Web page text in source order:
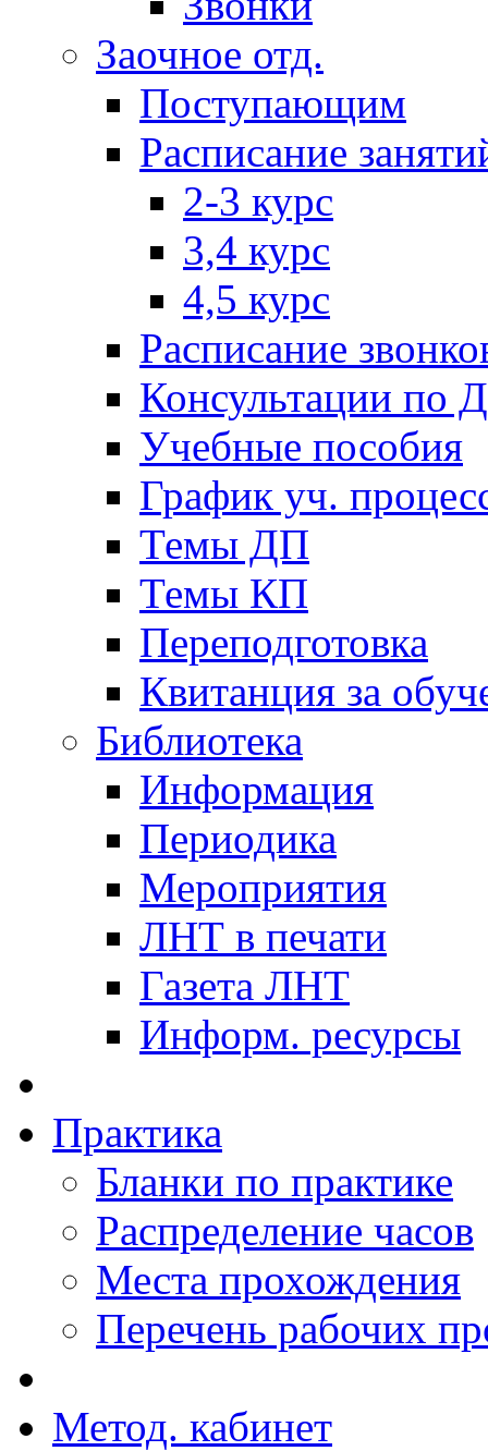
Заочное отд.
Поступающим
Расписание
2-3 курс
3,4 курс
4,5 курс
Расписание
Консультации по
Учебные пособия
График уч.
Темы ДП
Темы КП
Переподготовка
Квитанция за
Библиотека
Информация
Периодика
Мероприятия
ЛНТ в печати
Газета ЛНТ
Информ. ресурсы
Практика
Бланки по практике
Распределение часов
Места прохождения
Перечень рабочих
Метод. кабинет